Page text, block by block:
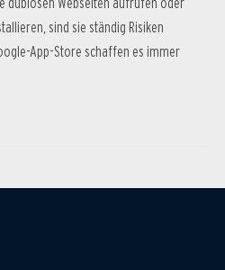
sind sie ständig Risiken
App-Store schaffen es immer